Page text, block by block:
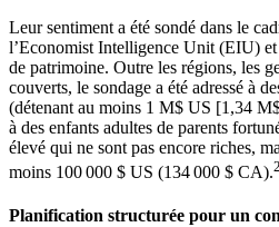
Leur sentiment a été sondé dans le
l’Economist Intelligence Unit (EIU)
de patrimoine. Outre les régions, les
couverts, le sondage a été adressé à
(détenant au moins 1 M$ US [1,34
à des enfants adultes de parents
élevé qui ne sont pas encore riches,
moins 100 000 $ US (134 000 $ CA).2
Planification structurée pour un